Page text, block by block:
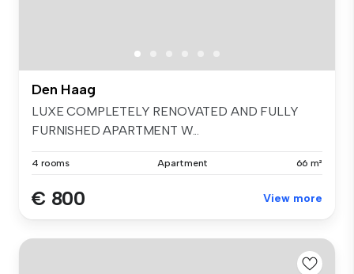
Den Haag
LUXE COMPLETELY RENOVATED AND FULLY
FURNISHED APARTMENT W...
4 rooms Apartment 66 m²
€ 800 View more